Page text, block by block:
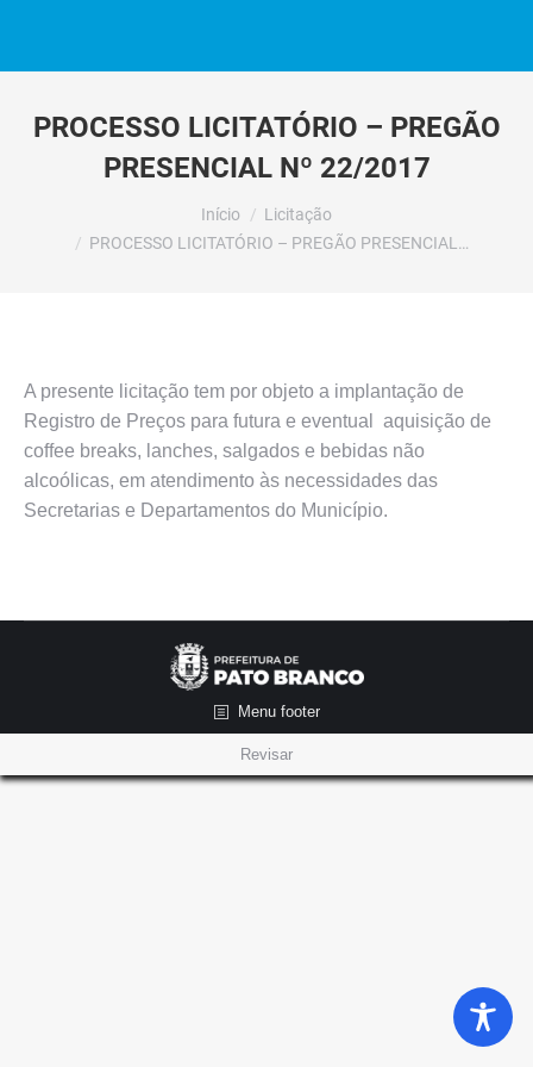
PROCESSO LICITATÓRIO – PREGÃO
PRESENCIAL Nº 22/2017
Início
Licitação
PROCESSO LICITATÓRIO – PREGÃO PRESENCIAL…
A presente licitação tem por objeto a implantação de
Registro de Preços para futura e eventual aquisição de
coffee breaks, lanches, salgados e bebidas não
alcoólicas, em atendimento às necessidades das
Secretarias e Departamentos do Município.
Menu footer
Revisar